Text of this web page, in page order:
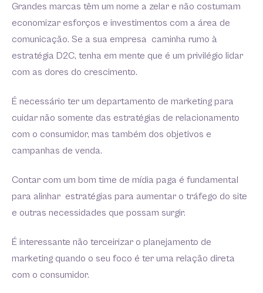
Grandes marcas têm um nome a zelar e não costumam
economizar esforços e investimentos com a área de
comunicação. Se a sua empresa caminha rumo à
estratégia D2C, tenha em mente que é um privilégio lidar
com as dores do crescimento.
É necessário ter um departamento de marketing para
cuidar não somente das estratégias de relacionamento
com o consumidor, mas também dos objetivos e
campanhas de venda.
Contar com um bom time de mídia paga é fundamental
para alinhar estratégias para aumentar o tráfego do site
e outras necessidades que possam surgir.
É interessante não terceirizar o planejamento de
marketing quando o seu foco é ter uma relação direta
com o consumidor.